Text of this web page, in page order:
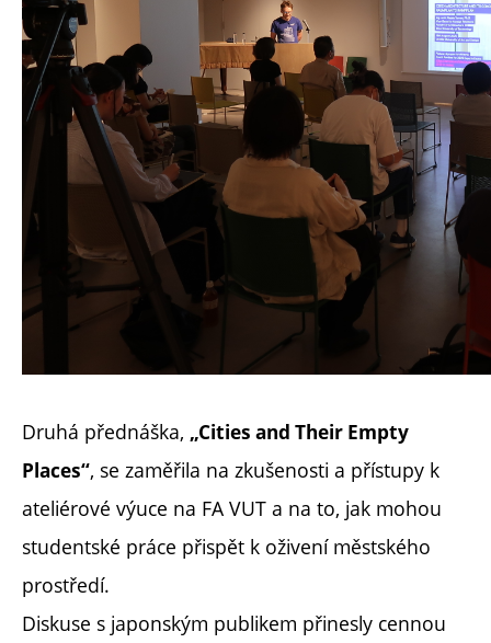
Druhá přednáška, „Cities and Their Empty
Places“, se zaměřila na zkušenosti a přístupy k
ateliérové výuce na FA VUT a na to, jak mohou
studentské práce přispět k oživení městského
prostředí.
Diskuse s japonským publikem přinesly cennou